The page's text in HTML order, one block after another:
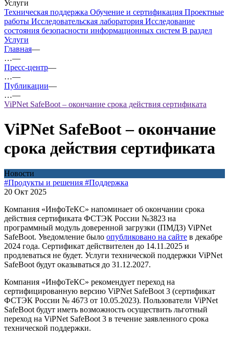
Услуги
Техническая поддержка Обучение и сертификация Проектные
работы Исследовательская лаборатория Исследование
состояния безопасности информационных систем В раздел
Услуги
Главная—
…—
Пресс-центр—
…—
Публикации—
…—
ViPNet SafeBoot – окончание срока действия сертификата
ViPNet SafeBoot – окончание
срока действия сертификата
Новости
#Продукты и решения #Поддержка
20 Окт 2025
Компания «ИнфоТеКС» напоминает об окончании срока
действия сертификата ФСТЭК России №3823 на
программный модуль доверенной загрузки (ПМДЗ) ViPNet
SafeBoot. Уведомление было опубликовано на сайте в декабре
2024 года. Сертификат действителен до 14.11.2025 и
продлеваться не будет. Услуги технической поддержки ViPNet
SafeBoot будут оказываться до 31.12.2027.
Компания «ИнфоТеКС» рекомендует переход на
сертифицированную версию ViPNet SafeBoot 3 (сертификат
ФСТЭК России № 4673 от 10.05.2023). Пользователи ViPNet
SafeBoot будут иметь возможность осуществить льготный
переход на ViPNet SafeBoot 3 в течение заявленного срока
технической поддержки.